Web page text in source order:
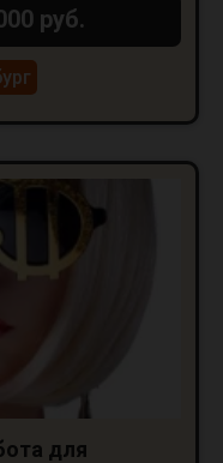
руб.
для